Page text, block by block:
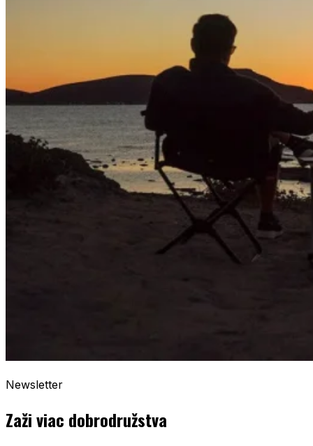
Newsletter
Zaži viac dobrodružstva